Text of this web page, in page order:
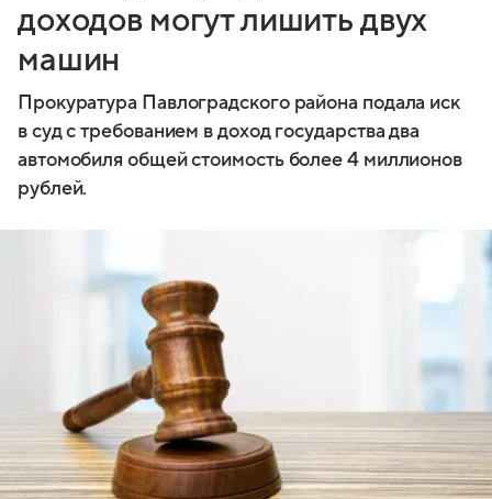
доходов могут лишить двух
машин
Прокуратура Павлоградского района подала иск
в суд с требованием в доход государства два
автомобиля общей стоимость более 4 миллионов
рублей.